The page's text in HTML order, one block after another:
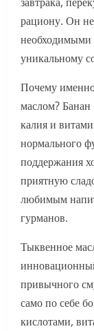
рациону. Он не
необходимыми
уникальному
Почему
маслом?
калия и
нормального
поддержания
приятную
любимым
гурманов.
Тыквенное
привычного
само по себе
кислотами,